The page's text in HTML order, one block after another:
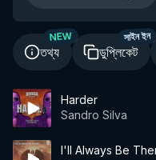
তথ্য
NEW
ডুপ্লিকেট
সাইন ইন
Harder
Sandro Silva
I'll Always Be